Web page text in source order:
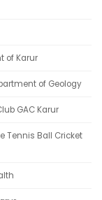
of Karur
of Geology
GAC Karur
Tennis Ball Cricket